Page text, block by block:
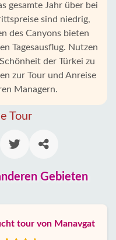
gesamte Jahr über bei
sind niedrig,
des Canyons bieten
Tagesausflug. Nutzen
der Türkei zu
zur Tour und Anreise
Managern.
Tour
Gebieten
tour von Manavgat